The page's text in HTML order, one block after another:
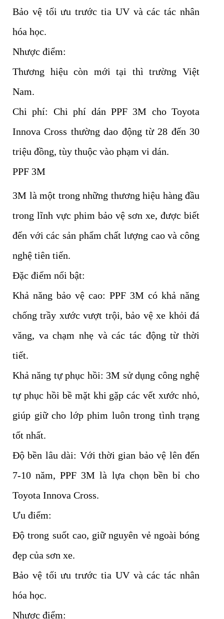
Bảo vệ tối ưu trước tia UV và các tác nhân
hóa học.
Nhược điểm:
Thương hiệu còn mới tại thì trường Việt
Nam.
Chi phí: Chi phí dán PPF 3M cho Toyota
Innova Cross thường dao động từ 28 đến 30
triệu đồng, tùy thuộc vào phạm vi dán.
PPF 3M
3M là một trong những thương hiệu hàng đầu
trong lĩnh vực phim bảo vệ sơn xe, được biết
đến với các sản phẩm chất lượng cao và công
nghệ tiên tiến.
Đặc điểm nổi bật:
Khả năng bảo vệ cao: PPF 3M có khả năng
chống trầy xước vượt trội, bảo vệ xe khỏi đá
văng, va chạm nhẹ và các tác động từ thời
tiết.
Khả năng tự phục hồi: 3M sử dụng công nghệ
tự phục hồi bề mặt khi gặp các vết xước nhỏ,
giúp giữ cho lớp phim luôn trong tình trạng
tốt nhất.
Độ bền lâu dài: Với thời gian bảo vệ lên đến
7-10 năm, PPF 3M là lựa chọn bền bỉ cho
Toyota Innova Cross.
Ưu điểm:
Độ trong suốt cao, giữ nguyên vẻ ngoài bóng
đẹp của sơn xe.
Bảo vệ tối ưu trước tia UV và các tác nhân
hóa học.
Nhược điểm: